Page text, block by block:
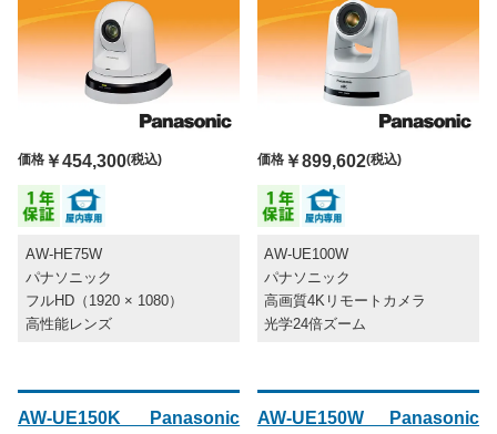
価格 ￥454,300(税込)
AW-HE75W
パナソニック
フルHD（1920 × 1080）
高性能レンズ
価格￥899,602(税込)
AW-UE100W
パナソニック
高画質4Kリモートカメラ
光学24倍ズーム
AW-UE150K Panasonic
AW-UE150W Panasonic